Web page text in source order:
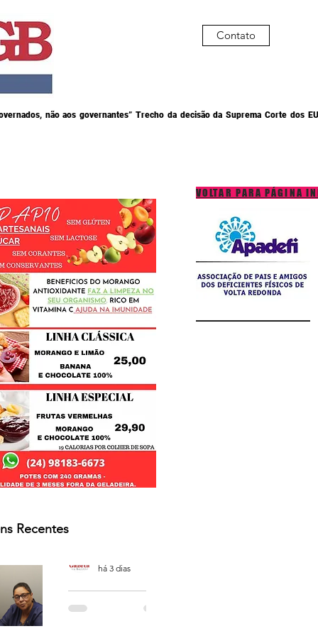
não aos governantes” Trecho da decisão da Suprema Corte dos
Contato
VOLTAR PARA PÁGINA
Recentes
PODCAST
'CAFÉ
há 3 dias